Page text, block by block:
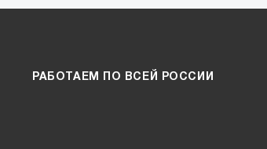
РАБОТАЕМ ПО ВСЕЙ РОССИИ